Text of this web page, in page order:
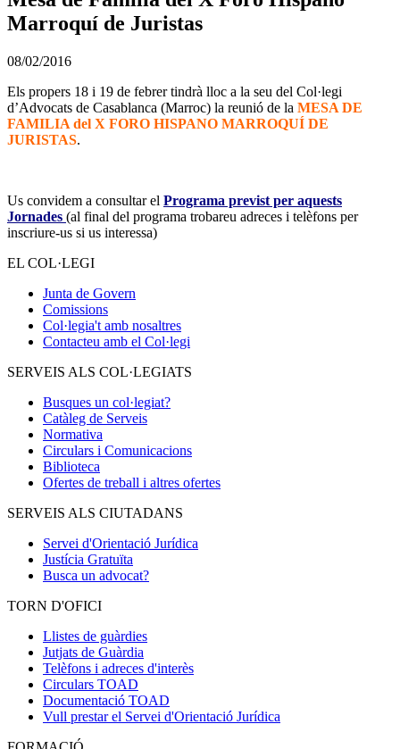
Marroquí de Juristas
08/02/2016
Els propers 18 i 19 de febrer tindrà lloc a la seu del Col·legi
d’Advocats de Casablanca (Marroc) la reunió de la MESA DE
FAMILIA del X FORO HISPANO MARROQUÍ DE
JURISTAS.
Us convidem a consultar el Programa previst per aquests
Jornades (al final del programa trobareu adreces i telèfons per
inscriure-us si us interessa)
EL COL·LEGI
Junta de Govern
Comissions
Col·legia't amb nosaltres
Contacteu amb el Col·legi
SERVEIS ALS COL·LEGIATS
Busques un col·legiat?
Catàleg de Serveis
Normativa
Circulars i Comunicacions
Biblioteca
Ofertes de treball i altres ofertes
SERVEIS ALS CIUTADANS
Servei d'Orientació Jurídica
Justícia Gratuïta
Busca un advocat?
TORN D'OFICI
Llistes de guàrdies
Jutjats de Guàrdia
Telèfons i adreces d'interès
Circulars TOAD
Documentació TOAD
Vull prestar el Servei d'Orientació Jurídica